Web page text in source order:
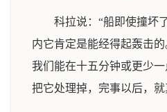
科拉说：“船即使撞坏
内它肯定是能经得起轰击的
我们能在十五分钟或更少一
把它处理掉，完事以后，